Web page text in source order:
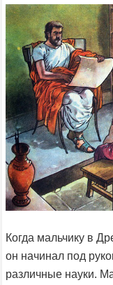
Когда мальчику в
он начинал под
различные науки.